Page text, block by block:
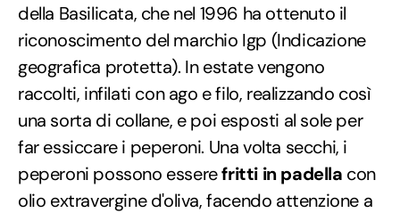
della Basilicata, che nel 1996 ha ottenuto il
riconoscimento del marchio Igp (Indicazione
geografica protetta). In estate vengono
raccolti, infilati con ago e filo, realizzando così
una sorta di collane, e poi esposti al sole per
far essiccare i peperoni. Una volta secchi, i
peperoni possono esserefritti in padella con
olio extravergine d'oliva, facendo attenzione a